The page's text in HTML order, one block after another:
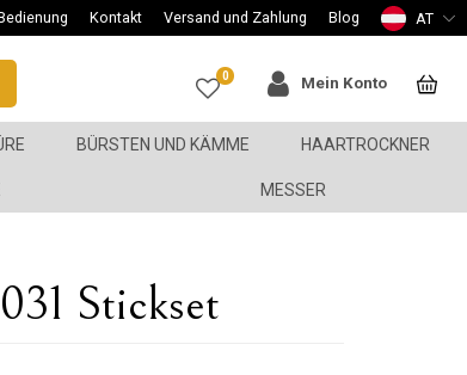
Kontakt Versand und Zahlung Blog AT
0 Mein Konto
BÜRSTEN UND KÄMME HAARTROCKNER
MESSER
Stickset